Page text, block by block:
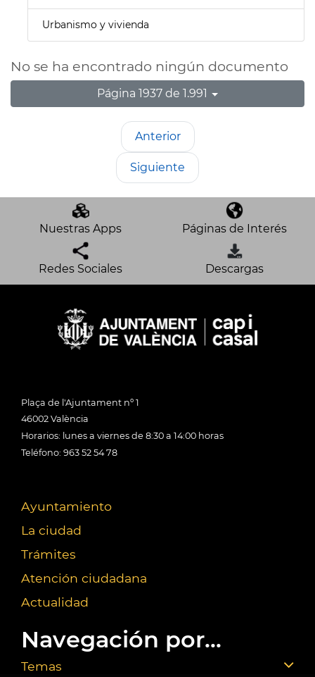
Urbanismo y vivienda
No se ha encontrado ningún documento
Página 1937 de 1.991
Anterior
Siguiente
Nuestras Apps Páginas de Interés
Redes Sociales Descargas
Plaça de l'Ajuntament nº 1
46002 València
Horarios: lunes a viernes de 8:30 a 14:00 horas
Teléfono: 963 52 54 78
Ayuntamiento
La ciudad
Trámites
Atención ciudadana
Actualidad
Navegación por...
Temas